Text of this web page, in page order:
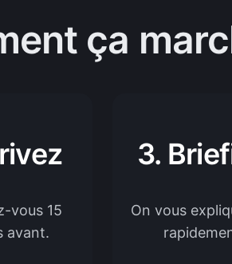
ça
vous 15
avant.
3.
On vous